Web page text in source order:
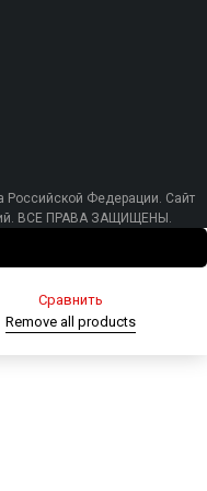
Российской Федерации. Сайт
ВСЕ ПРАВА ЗАЩИЩЕНЫ.
Сравнить
Remove all products